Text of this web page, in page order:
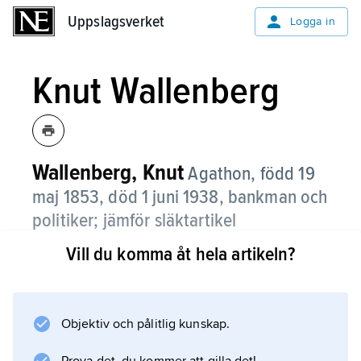
Uppslagsverket Logga in
Knut Wallenberg
Wallenberg, KnutAgathon, född 19
maj 1853, död 1 juni 1938, bankman och
politiker; jämför släktartikel
Wallenberg .
officersutbildning vid Sjökrigsskolan invaldes
Vill du komma åt hela artikeln?
Objektiv och pålitlig kunskap.